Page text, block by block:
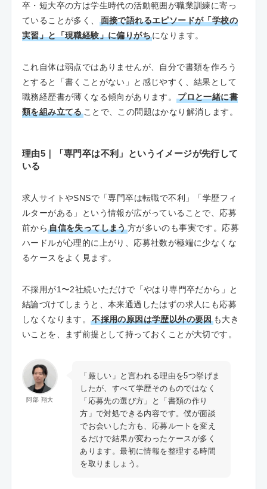
卒・短大卒の方は学生時代の活動範囲が職業訓練に寄っ
ていることが多く、
面接で語れるエピソードが「学校の
実習」と「現職経験」に偏りがちになります。
これ自体は弱点ではありませんが、自分で書類を作ろう
とすると「書くことがない」と感じやすく、結果として
職務経歴書が薄くなる傾向があります。プロと一緒に書
類を組み立てることで、この問題はかなり解消します。
理由5｜「専門卒は不利」というイメージが先行して
いる
求人サイトやSNSで「専門卒は転職で不利」「学歴フィ
ルターがある」という情報が広がっていることで、応募
前から自信を失ってしまう方が多いのも事実です。応募
ハードルが心理的に上がり、応募社数が極端に少なくな
るケースをよく見ます。
不採用が1〜2社続いただけで「やはり専門卒だから」と
結論づけてしまうと、本来通過したはずの求人にも応募
しなくなります。不採用の原因は学歴以外の要因も大き
いことを、まず前提として持っておくことが大切です。
阿部 翔大
「厳しい」と言われる理由を5つ挙げま
したが、すべて学歴そのものではなく
「応募先の選び方」と「書類の作り
方」で対処できる内容です。僕が面談
でお会いした方も、応募ルートを変え
るだけで結果が変わったケースが多く
あります。最初に情報を整理する時間
を取りましょう。